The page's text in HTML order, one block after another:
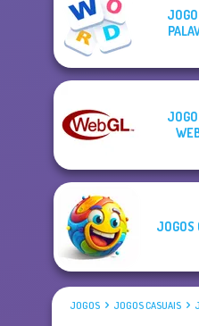
JOGOS
JOGOS JOGOS CASUAIS